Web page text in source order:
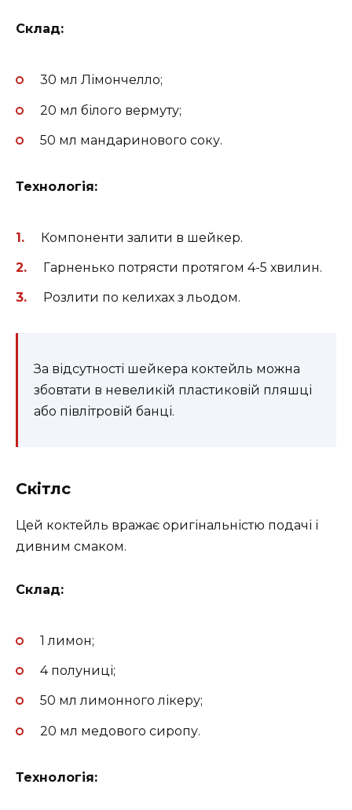
Склад:
30 мл Лімончелло;
20 мл білого вермуту;
50 мл мандаринового соку.
Технологія:
Компоненти залити в шейкер.
Гарненько потрясти протягом 4-5 хвилин.
Розлити по келихах з льодом.
За відсутності шейкера коктейль можна
збовтати в невеликій пластиковій пляшці
або півлітровій банці.
Скітлс
Цей коктейль вражає оригінальністю подачі і
дивним смаком.
Склад:
1 лимон;
4 полуниці;
50 мл лимонного лікеру;
20 мл медового сиропу.
Технологія: